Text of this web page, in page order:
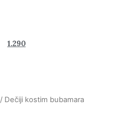
1.290
/ Dečiji kostim bubamara